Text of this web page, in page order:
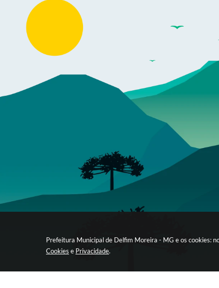
Prefeitura Municipal de Delfim Moreira - MG e os cookies:
Cookies e Privacidade.